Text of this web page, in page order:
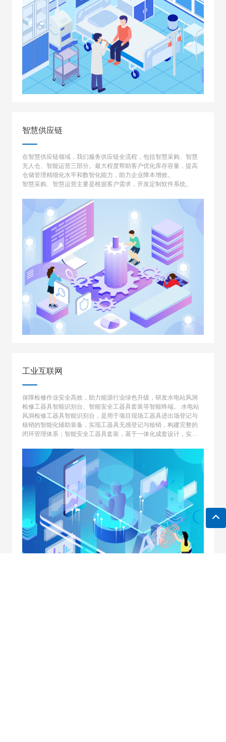
智慧供应链
在智慧供应链领域，我们服务供应链全流程，包括智慧采购、智慧
无人仓、智能运营三部分。最大程度帮助客户优化库存容量，提高
仓储管理精细化水平和数智化能力，助力企业降本增效。
智慧采购、智慧运营主要是根据客户需求，开发定制软件系统。
工业互联网
保障检修作业安全高效，助力能源行业绿色升级，研发水电站风洞
检修工器具智能识别台、智能安全工器具套装等智能终端。 水电站
风洞检修工器具智能识别台，是用于项目现场工器具进出场登记与
核销的智能化辅助装备，实现工器具无感登记与核销，构建完整的
闭环管理体系；智能安全工器具套装，基于一体化成套设计，实现
范性监控预警。